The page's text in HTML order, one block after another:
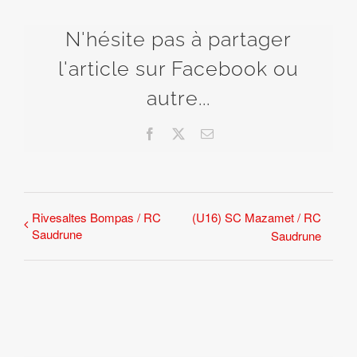
N'hésite pas à partager
l'article sur Facebook ou
autre...
Facebook Email
Rivesaltes Bompas / RC
Saudrune
(U16) SC Mazamet / RC
Saudrune